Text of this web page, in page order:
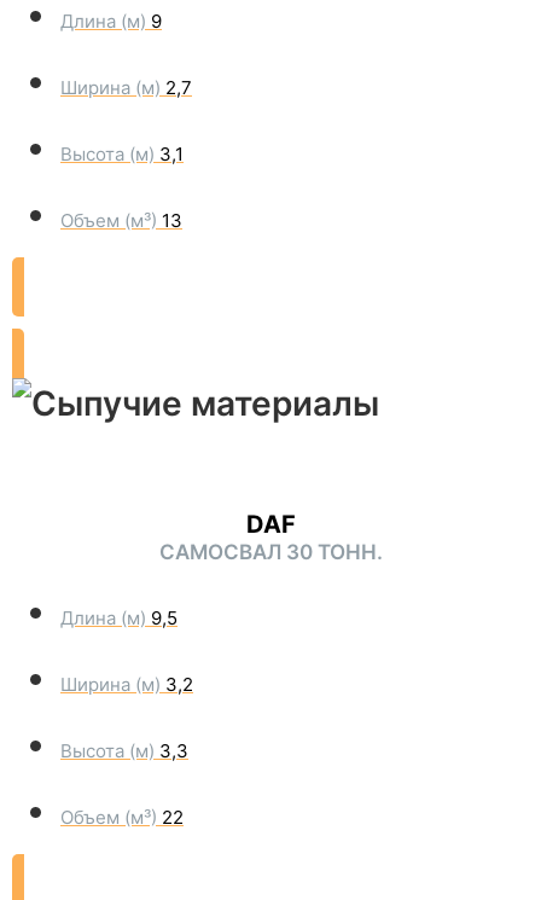
Длина (м) 9
Ширина (м) 2,7
Высота (м) 3,1
Объем (м³) 13
DAF
САМОСВАЛ 30 ТОНН.
Длина (м) 9,5
Ширина (м) 3,2
Высота (м) 3,3
Объем (м³) 22